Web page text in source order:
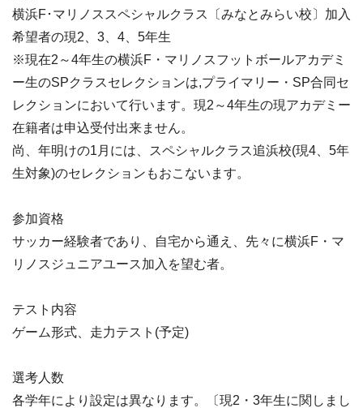
横浜F･マリノススペシャルクラス〔みなとみらい校〕加入
希望者の現2、3、4、5年生
※現在2～4年生の横浜F・マリノスフットボールアカデミ
ー生のSPクラスセレクションは,プライマリー・SP合同セ
レクションにおいて行います。現2～4年生の現アカデミー
在籍者は申込受付出来ません。
尚、年明けの1月には、スペシャルクラス追浜校(現4、5年
生対象)のセレクションもおこないます。
参加資格
サッカー経験者であり、自宅から通え、先々に横浜F・マ
リノスジュニアユース加入を望む者。
テスト内容
ゲーム形式、走力テスト(予定)
選考人数
各学年により設定は異なります。〔現2・3年生に関しまし